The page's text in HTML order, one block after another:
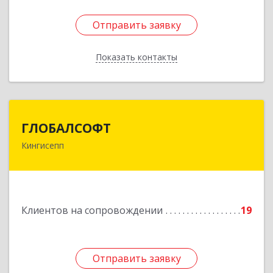
Отправить заявку
Показать контакты
Отправить заявку
Назад
ГЛОБАЛСОФТ
Кингисепп
Клиентов на сопровождении 19
Отправить заявку
188485, Ленинградская обл, Кингисеппский р-н,
Отправить заявку